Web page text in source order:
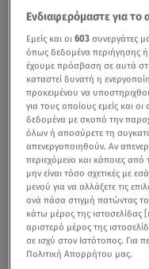
Ενδιαφερόμαστε για το
Εμείς και οι603 συνεργάτες
όπως δεδομένα περιήγησης ή
έχουμε πρόσβαση σε αυτά
καταστεί δυνατή η
προκειμένου να
για τους οποίους εμείς και
δεδομένα με σκοπό την
όλων ή αποσύρετε τη
απενεργοποιηθούν. Αν
περιεχόμενο και κάποιες από
μην είναι τόσο σχετικές με
μενού για να αλλάξετε τις
ανά πάσα στιγμή πατώντας
κάτω μέρος της ιστοσελίδας
αριστερό μέρος της
σε ισχύ στον Ιστότοπος. Για
Πολιτική Απορρήτου μας.